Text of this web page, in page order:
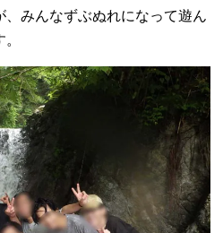
みんなずぶぬれになって遊ん